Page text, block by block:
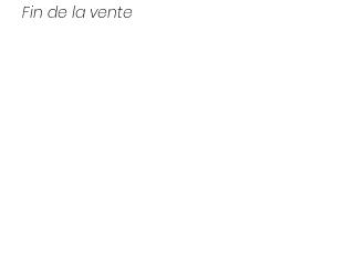
Fin de la vente